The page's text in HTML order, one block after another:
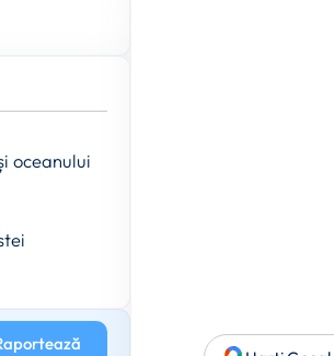
oceanului